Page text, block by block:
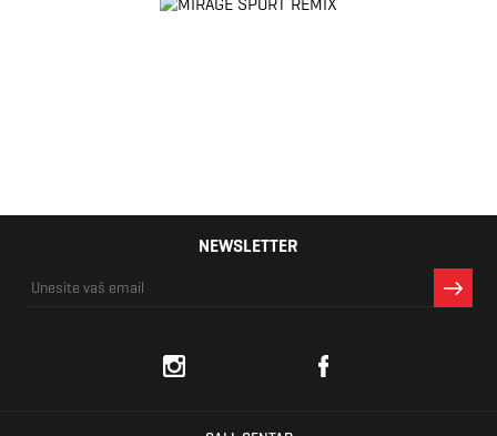
NEWSLETTER